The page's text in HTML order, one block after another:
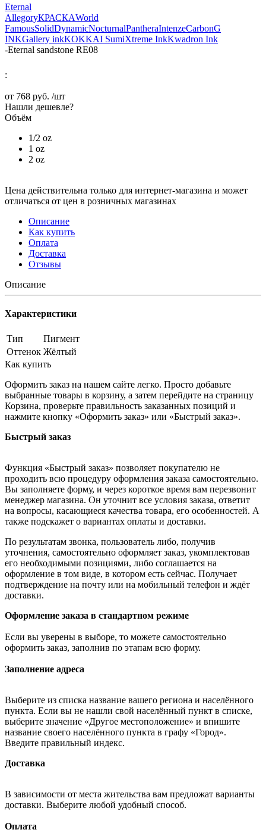
Eternal
AllegoryКРАСКАWorld
FamousSolidDynamicNocturnalPantheraIntenzeCarbonG
INKGallery inkKOKKAI SumiXtreme InkKwadron Ink
-Eternal sandstone RE08
:
от 768 руб. /шт
Нашли дешевле?
Объём
1/2 oz
1 oz
2 oz
Цена действительна только для интернет-магазина и может
отличаться от цен в розничных магазинах
Описание
Как купить
Оплата
Доставка
Отзывы
Описание
Характеристики
Тип
Пигмент
Оттенок Жёлтый
Как купить
Оформить заказ на нашем сайте легко. Просто добавьте
выбранные товары в корзину, а затем перейдите на страницу
Корзина, проверьте правильность заказанных позиций и
нажмите кнопку «Оформить заказ» или «Быстрый заказ».
Быстрый заказ
Функция «Быстрый заказ» позволяет покупателю не
проходить всю процедуру оформления заказа самостоятельно.
Вы заполняете форму, и через короткое время вам перезвонит
менеджер магазина. Он уточнит все условия заказа, ответит
на вопросы, касающиеся качества товара, его особенностей. А
также подскажет о вариантах оплаты и доставки.
По результатам звонка, пользователь либо, получив
уточнения, самостоятельно оформляет заказ, укомплектовав
его необходимыми позициями, либо соглашается на
оформление в том виде, в котором есть сейчас. Получает
подтверждение на почту или на мобильный телефон и ждёт
доставки.
Оформление заказа в стандартном режиме
Если вы уверены в выборе, то можете самостоятельно
оформить заказ, заполнив по этапам всю форму.
Заполнение адреса
Выберите из списка название вашего региона и населённого
пункта. Если вы не нашли свой населённый пункт в списке,
выберите значение «Другое местоположение» и впишите
название своего населённого пункта в графу «Город».
Введите правильный индекс.
Доставка
В зависимости от места жительства вам предложат варианты
доставки. Выберите любой удобный способ.
Оплата